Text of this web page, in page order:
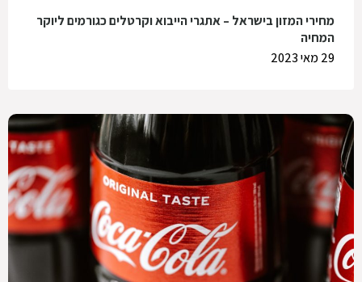
מחירי המזון בישראל – אתגרי הייבוא וקרטלים כגורמים ליוקר
המחיה
29 מאי 2023